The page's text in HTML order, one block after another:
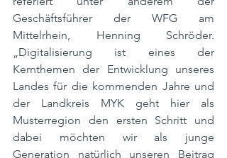
Geschäftsführer der WFG am
Mittelrhein, Henning Schröder.
„Digitalisierung ist eines der
Kernthemen der Entwicklung unseres
Landes für die kommenden Jahre und
der Landkreis MYK geht hier als
Musterregion den ersten Schritt und
dabei möchten wir als junge
Generation natürlich unseren Beitrag